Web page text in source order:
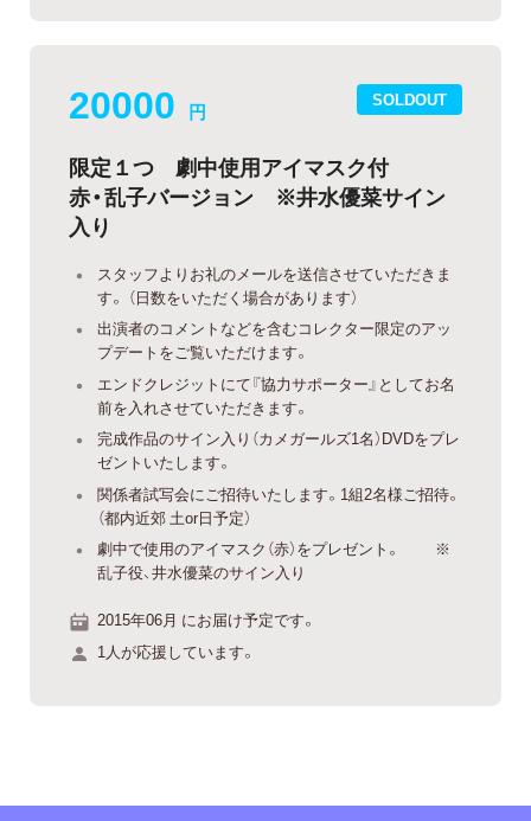
SOLDOUT
20000 円
限定１つ 劇中使用アイマスク付
赤・乱子バージョン ※井水優菜サイン
入り
スタッフよりお礼のメールを送信させていただきま
す。 （日数をいただく場合があります）
出演者のコメントなどを含むコレクター限定のアッ
プデートをご覧いただけます。
エンドクレジットにて『協力サポーター』としてお名
前を入れさせていただきます。
完成作品のサイン入り（カメガールズ1名）DVDをプレ
ゼントいたします。
関係者試写会にご招待いたします。1組2名様ご招待。
（都内近郊 土or日予定）
劇中で使用のアイマスク（赤）をプレゼント。 ※
乱子役、井水優菜のサイン入り
2015年06月 にお届け予定です。
1人が応援しています。